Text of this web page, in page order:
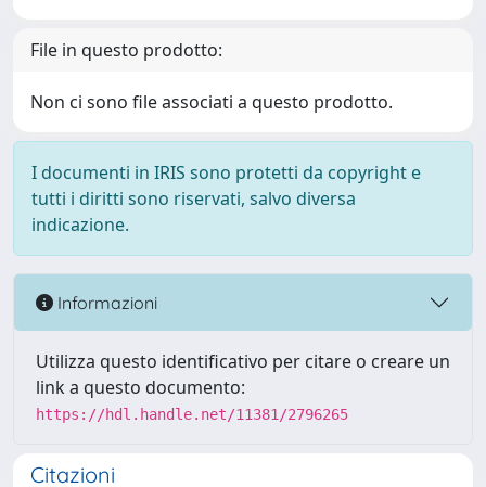
File in questo prodotto:
Non ci sono file associati a questo prodotto.
I documenti in IRIS sono protetti da copyright e
tutti i diritti sono riservati, salvo diversa
indicazione.
Informazioni
Utilizza questo identificativo per citare o creare un
link a questo documento:
https://hdl.handle.net/11381/2796265
Citazioni